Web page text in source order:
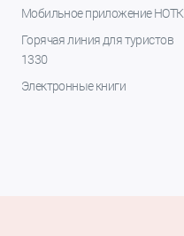
Мобильное приложение НОТК
Горячая линия для туристов
1330
Электронные книги